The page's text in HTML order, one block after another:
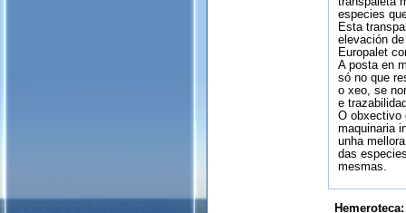
especies
Esta
elevación
Europalet
A posta en
só no que
o xeo, se
e
O obxectivo
maquinaria
unha
das
mesmas.